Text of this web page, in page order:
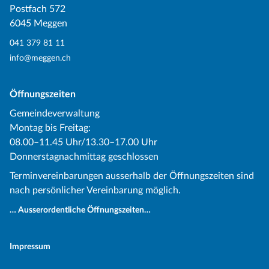
Postfach 572
6045 Meggen
041 379 81 11
info@meggen.ch
Öffnungszeiten
Gemeindeverwaltung
Montag bis Freitag:
08.00–11.45 Uhr/13.30–17.00 Uhr
Donnerstagnachmittag geschlossen
Terminvereinbarungen ausserhalb der Öffnungszeiten sind
nach persönlicher Vereinbarung möglich.
… Ausserordentliche Öffnungszeiten…
Impressum